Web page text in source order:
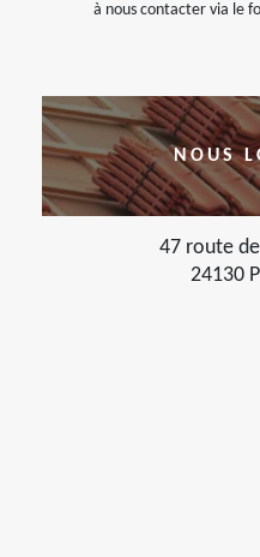
à nous contacter via le
NOUS
47 route
24130